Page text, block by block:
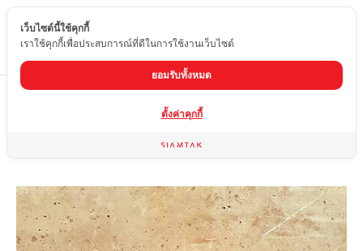
TH
หินอ่อน ROME TRAVERTINE
เว็บไซต์นี้ใช้คุกกี้
เราใช้คุกกี้เพื่อประสบการณ์ที่ดีในการใช้งานเว็บไซต์
ยอมรับทั้งหมด
ตั้งค่าคุกกี้